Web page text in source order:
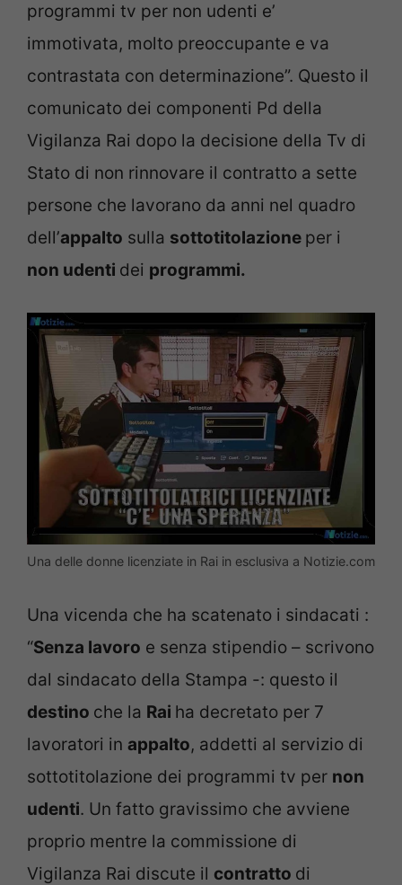
programmi tv per non udenti e’
immotivata, molto preoccupante e va
contrastata con determinazione”. Questo il
comunicato dei componenti Pd della
Vigilanza Rai dopo la decisione della Tv di
Stato di non rinnovare il contratto a sette
persone che lavorano da anni nel quadro
dell’appalto sulla sottotitolazione per i
non udenti dei programmi.
Una delle donne licenziate in Rai in esclusiva a Notizie.com
Una vicenda che ha scatenato i sindacati :
“Senza lavoro e senza stipendio – scrivono
dal sindacato della Stampa -: questo il
destino che la Rai ha decretato per 7
lavoratori in appalto, addetti al servizio di
sottotitolazione dei programmi tv per non
udenti. Un fatto gravissimo che avviene
proprio mentre la commissione di
Vigilanza Rai discute il contratto di